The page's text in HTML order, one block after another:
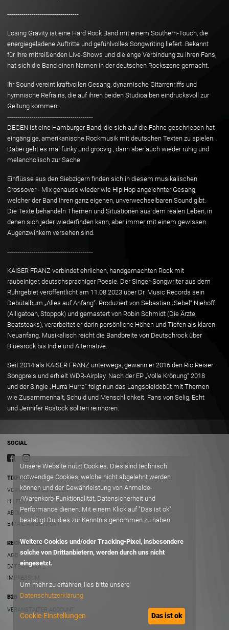
-----------------------------------
Losing Gravity ist eine Hard Rock Band mit einem Southern-Touch, die
energiegeladene Auftritte und gefühlvolles Songwriting liefert. Bekannt
für ihre mitreißenden Live-Shows und die enge Verbindung zu ihren Fans,
hat sich die Band einen Namen in der deutschen Rockszene gemacht.
Ihr Sound vereint kraftvollen Gesang, dynamische Gitarrenriffs und
hymnische Refrains, die auf ihren beiden Studioalben eindrucksvoll zur
Geltung kommen.
------------------------------------------
DEGEN ist eine Hamburger Band, die sich auf die Fahne geschrieben hat
eingängige, amerikanische Rockmusik mit deutschen Texten zu spielen.
Dabei geht es mal funky und groovig , dann aber auch wieder ruhig und
melancholisch zur Sache.
Einflüsse aus den Siebzigern finden sich in diesem musikalischen
Crossover - Mix genauso wieder wie Hip Hop angelehnter Gesang,
welcher der Band Ihren ganz eigenen, unverwechselbaren Sound gibt.
Die Texte behandeln Themen und Situationen aus dem realen Leben, in
denen sich jeder wiederfinden kann, aber immer mit einem gewissen
Augenzwinkern versehen sind.
------------------------------------------
KAISER FRANZ verbindet ehrlichen, handgemachten Rock mit
raubeiniger, deutschsprachiger Poesie. Der Singer-Songwriter aus dem
Ruhrgebiet veröffentlicht am 11.08.2023 über Dr. Music Records sein
Debütalbum „Alles auf Anfang“. Produziert von Sebastian „Sebel“ Niehoff
(Alligatoah, Stoppok) und gemastert von Robin Schmidt (Die Ärzte,
Beatsteaks), verarbeitet er darin persönliche Höhen und Tiefen als klaren
Neuanfang. Musikalisch reicht die Bandbreite von Deutschrock über
Bluesrock bis Indie und Alternative.
Seit 2014 als KAISER FRANZ unterwegs, gewann er 2016 den Rio Reiser
Songpreis und erhielt WDR-Airplay. Nach der EP „Volle Krönung“ 2018
und der Single „Hurra Hurra“ folgt nun das Langspieldebüt mit Themen
wie Zusammenhalt, Schuld und Menschlichkeit. Fans von Selig, Echt
und Jennifer Rostock sollten reinhören.
SOCIAL
TIXFORGIGS
VORVERKAUFSSTELLEN
HILFE/FAQ
ABOUT
E-MAIL AN SUPPORT
RECHTLICHES
AGB
DATENSCHUTZ
IMPRESSUM
B2B
VERANSTALTER ACCOUNT
Unsere Website nutzt Cookies. Dies sind technisch
notwendige Cookies, welche nicht abgelehnt werden
können und der Gewährleistung von Anmelde-
/Warenkorb-Funktionalität, Datensicherheit und
Performance dienen. Mit einem Klick auf "Das ist ok"
bestätigt Du, dies zur Kenntnis genommen zu haben.
Weitere Cookies und/oder Tracking-Pixel, insbesondere
solche von Drittanbietern, werden durch uns nicht
eingesetzt.
Um mehr zu erfahren, lies bitte unsere
Datenschutzerklärung
Cookie-Einstellungen Das ist ok